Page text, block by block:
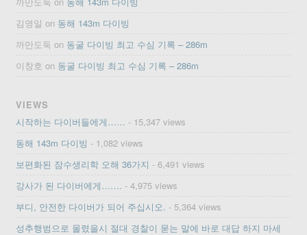
김영일 on 동해 143m 다이빙
까만도둑 on 동굴 다이빙 최고 수심 기록 – 286m
이창호 on 동굴 다이빙 최고 수심 기록 – 286m
VIEWS
시작하는 다이버들에게…… - 15,347 views
동해 143m 다이빙 - 1,082 views
보편화된 잠수생리학 오해 36가지 - 6,491 views
강사가 된 다이버에게……. - 4,975 views
부디, 안전한 다이버가 되어 주십시오. - 5,364 views
성추행범으로 몰렸을시 절대 경찰이 묻는 말에 바로 대답 하지 마세